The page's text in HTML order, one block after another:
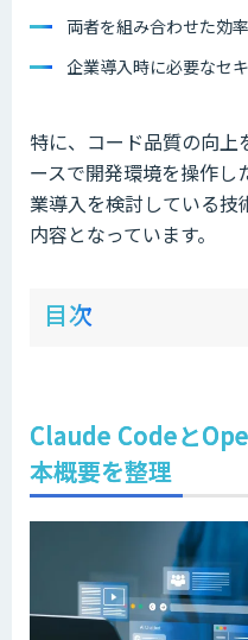
両者を組み合わせた効
企業導入時に必要なセ
特に、コード品質の向
ースで開発環境を操作し
業導入を検討している技
内容となっています。
目次
Claude Codeと
本概要を整理